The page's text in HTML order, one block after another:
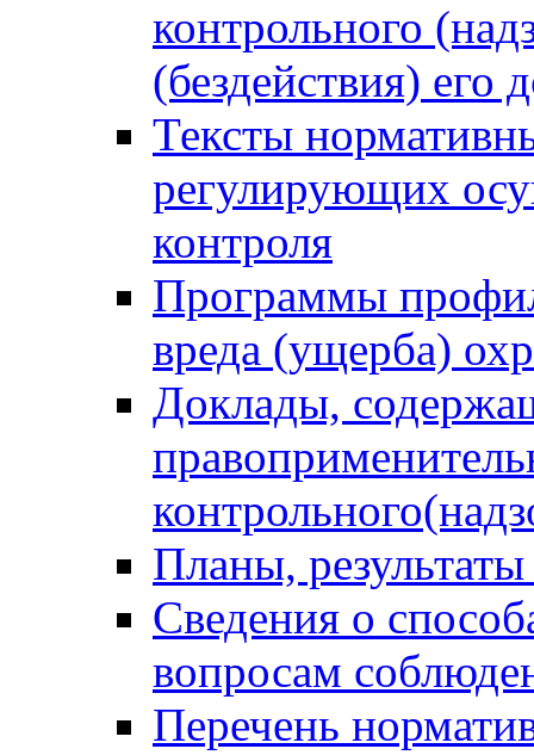
контрольного
(бездействия)
Тексты
регулирующих
контроля
Программы
вреда (ущерба)
Доклады,
Планы,
Сведения о
вопросам
Перечень